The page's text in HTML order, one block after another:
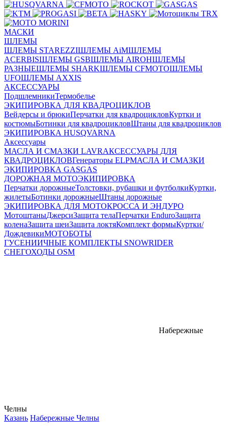
МАСКИ
ШЛЕМЫ
ШЛЕМЫ STAREZZIШЛЕМЫ AiMШЛЕМЫ
ACERBISШЛЕМЫ GSBШЛЕМЫ AIROHШЛЕМЫ
РАЗНЫЕШЛЕМЫ SHARKШЛЕМЫ CFMOTOШЛЕМЫ
UFOШЛЕМЫ AXXIS
АКСЕССУАРЫ
ПодшлемникиТермобелье
ЭКИПИРОВКА ДЛЯ КВАДРОЦИКЛОВ
Вейдерсы и брюкиПерчатки для квадроцикловКуртки и
костюмыБотинки для квадроцикловШтаны для квадроциклов
ЭКИПИРОВКА HUSQVARNA
Аксессуары
МАСЛА И СМАЗКИ LAVRАКСЕССУАРЫ ДЛЯ
КВАДРОЦИКЛОВГенераторы ELPМАСЛА И СМАЗКИ
ЭКИПИРОВКА GASGAS
ДОРОЖНАЯ МОТОЭКИПИРОВКА
Перчатки дорожныеТолстовки, рубашки и футболкиКуртки,
жилетыБотинки дорожныеШтаны дорожные
ЭКИПИРОВКА ДЛЯ МОТОКРОССА И ЭНДУРО
МотоштаныДжерсиЗащита телаПерчатки EnduroЗащита
коленаЗащита шеиЗащита локтяКомплект формыКуртки/
ДождевикиМОТОБОТЫ
ГУСЕНИИЧНЫЕ КОМПЛЕКТЫ SNOWRIDER
СНЕГОХОДЫ OSM
Набережные
Челны
Казань Набережные Челны